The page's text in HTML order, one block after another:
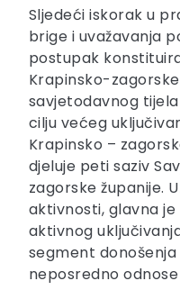
Sljedeći iskorak u
brige i uvažavanja
postupak
Krapinsko-
savjetodavnog
cilju većeg
Krapinsko –
djeluje peti saziv
zagorske županije.
aktivnosti, glavna
aktivnog
segment
neposredno